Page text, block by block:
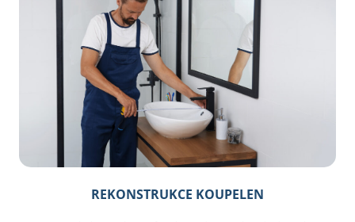
REKONSTRUKCE KOUPELEN